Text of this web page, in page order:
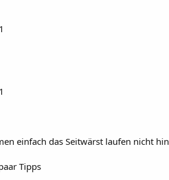
m
einfach das Seitwärst laufen nicht
Tipps